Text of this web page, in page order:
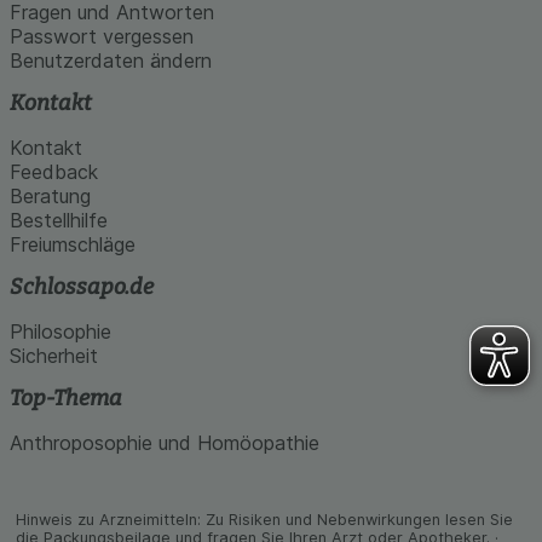
Werbung auf Drittseiten möglichst relevant für Sie
zu gestalten. Bitte beachten Sie, dass Daten
hierfür teilweise an Dritte wie z.B. Google oder
soziale Medien übertragen werden.
Fragen und Antworten
Passwort vergessen
Benutzerdaten ändern
Kontakt
Kontakt
Feedback
Beratung
Bestellhilfe
Freiumschläge
Schlossapo.de
Philosophie
Sicherheit
Top-Thema
Anthroposophie und Homöopathie
Hinweis zu Arzneimitteln: Zu Risiken und Neben­wirkungen lesen Sie
die Packungs­beilage und fragen Sie Ihren Arzt oder Apo­theker. ·